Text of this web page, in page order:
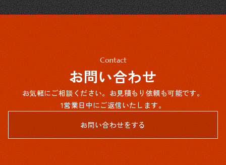
Contact
お問い合わせ
お気軽にご相談ください。お見積もり依頼も可能です。
1営業日中にご返信いたします。
お問い合わせをする